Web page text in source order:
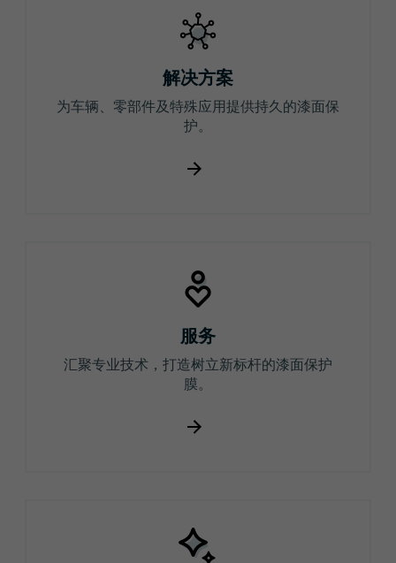
解决方案
为车辆、零部件及特殊应用提供持久的漆面保
护。
服务
汇聚专业技术，打造树立新标杆的漆面保护
膜。